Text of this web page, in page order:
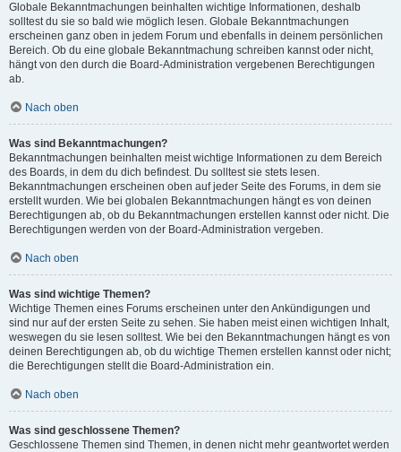
Globale Bekanntmachungen beinhalten wichtige Informationen, deshalb
solltest du sie so bald wie möglich lesen. Globale Bekanntmachungen
erscheinen ganz oben in jedem Forum und ebenfalls in deinem persönlichen
Bereich. Ob du eine globale Bekanntmachung schreiben kannst oder nicht,
hängt von den durch die Board-Administration vergebenen Berechtigungen
ab.
Nach oben
Was sind Bekanntmachungen?
Bekanntmachungen beinhalten meist wichtige Informationen zu dem Bereich
des Boards, in dem du dich befindest. Du solltest sie stets lesen.
Bekanntmachungen erscheinen oben auf jeder Seite des Forums, in dem sie
erstellt wurden. Wie bei globalen Bekanntmachungen hängt es von deinen
Berechtigungen ab, ob du Bekanntmachungen erstellen kannst oder nicht. Die
Berechtigungen werden von der Board-Administration vergeben.
Nach oben
Was sind wichtige Themen?
Wichtige Themen eines Forums erscheinen unter den Ankündigungen und
sind nur auf der ersten Seite zu sehen. Sie haben meist einen wichtigen Inhalt,
weswegen du sie lesen solltest. Wie bei den Bekanntmachungen hängt es von
deinen Berechtigungen ab, ob du wichtige Themen erstellen kannst oder nicht;
die Berechtigungen stellt die Board-Administration ein.
Nach oben
Was sind geschlossene Themen?
Geschlossene Themen sind Themen, in denen nicht mehr geantwortet werden